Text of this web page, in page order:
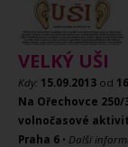
VELKÝ UŠI
Kdy: 15.09.2013 od
Na Ořechovce 250/
volnočasové
Praha 6 • Další